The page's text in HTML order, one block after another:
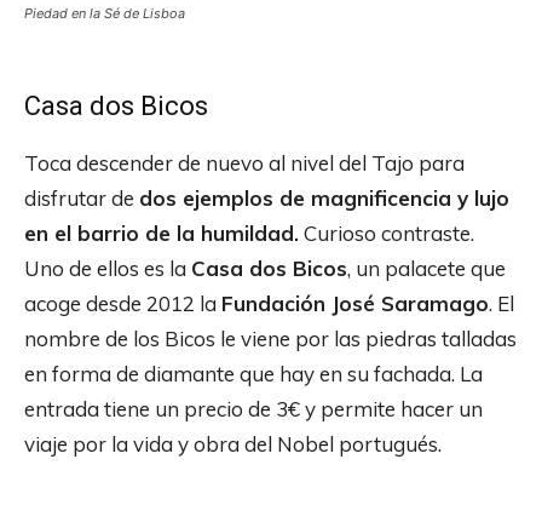
Piedad en la Sé de Lisboa
Casa dos Bicos
Toca descender de nuevo al nivel del Tajo para
disfrutar de dos ejemplos de magnificencia y lujo
en el barrio de la humildad.Curioso contraste.
Uno de ellos es la Casa dos Bicos, un palacete que
acoge desde 2012 la Fundación José Saramago. El
nombre de los Bicos le viene por las piedras talladas
en forma de diamante que hay en su fachada. La
entrada tiene un precio de 3€ y permite hacer un
viaje por la vida y obra del Nobel portugués.